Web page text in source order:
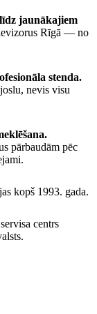
jaunākajiem
Rīgā — no
stenda.
nevis visu
pārbaudām pēc
kopš 1993. gada.
centrs